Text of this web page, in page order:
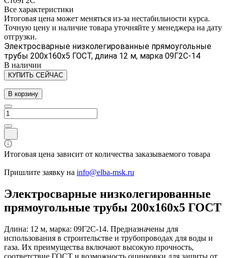
Все характеристики
Итоговая цена может меняться из-за нестабильности курса.
Точную цену и наличие товара уточняйте у менеджера на дату
отгрузки.
Электросварные низколегированные прямоугольные
трубы 200х160х5 ГОСТ, длина 12 м, марка 09Г2С-14
В наличии
КУПИТЬ СЕЙЧАС
В корзину
Итоговая цена зависит от количества заказываемого товара
Пришлите заявку на info@elba-msk.ru
Электросварные низколегированные
прямоугольные трубы 200х160х5 ГОСТ
Длина: 12 м, марка: 09Г2С-14. Предназначены для
использования в строительстве и трубопроводах для воды и
газа. Их преимущества включают высокую прочность,
соответствие ГОСТ и возможность оцинковки для защиты от